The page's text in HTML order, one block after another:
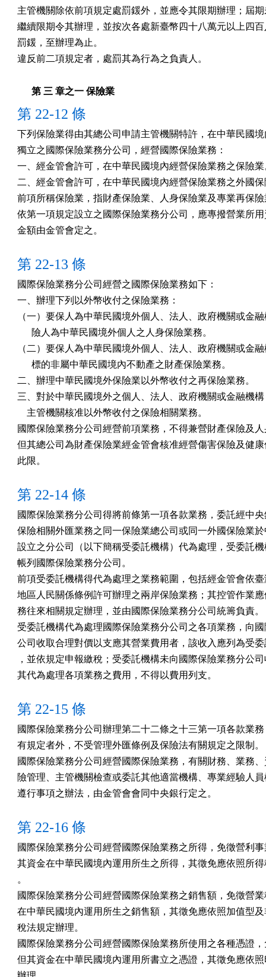
主管機關除依前項規定處罰鍰外，並應令其限期辦理；屆
繼續限期令其辦理，並按次各處新臺幣四十八萬元以上四
罰鍰，至辦理為止。
違反前二項規定者，處罰其為行為之負責人。
第 三 章之一 保險業
第 22-12 條
下列保險業得由其總公司申請主管機關特許，在中華民國
獨立之國際保險業務分公司，經營國際保險業務：
一、經金管會許可，在中華民國境內經營保險業務之保險業
二、經金管會許可，在中華民國境內經營保險業務之外國
前項所稱保險業，指財產保險業、人身保險業及專業再保
依第一項規定設立之國際保險業務分公司，應專撥營業所
金額由金管會定之。
第 22-13 條
國際保險業務分公司經營之國際保險業務如下：
一、辦理下列以外幣收付之保險業務：
（一）要保人為中華民國境外個人、法人、政府機關或金
      險人為中華民國境外個人之人身保險業務。
（二）要保人為中華民國境外個人、法人、政府機關或金
      標的非屬中華民國境內不動產之財產保險業務。
二、辦理中華民國境外保險業以外幣收付之再保險業務。
三、對於中華民國境外之個人、法人、政府機關或金融機
    主管機關核准以外幣收付之保險相關業務。
國際保險業務分公司經營前項業務，不得兼營財產保險及
但其總公司為財產保險業經金管會核准經營傷害保險及健
此限。
第 22-14 條
國際保險業務分公司得將前條第一項各款業務，委託經中
保險相關外匯業務之同一保險業總公司或同一外國保險業
設立之分公司（以下簡稱受委託機構）代為處理，受委託
帳列國際保險業務分公司。
前項受委託機構得代為處理之業務範圍，包括經金管會依
地區人民關係條例許可辦理之兩岸保險業務；其控管作業
務往來相關規定辦理，並由國際保險業務分公司統籌負責。
受委託機構代為處理國際保險業務分公司之各項業務，向
公司收取合理對價以支應其營業費用者，該收入應列為受
，並依規定申報繳稅；受委託機構未向國際保險業務分公
其代為處理各項業務之費用，不得以費用列支。
第 22-15 條
國際保險業務分公司辦理第二十二條之十三第一項各款業
有規定者外，不受管理外匯條例及保險法有關規定之限制。
國際保險業務分公司經營國際保險業務，有關財務、業務
險管理、主管機關檢查或委託其他適當機構、專業經驗人
遵行事項之辦法，由金管會會同中央銀行定之。
第 22-16 條
國際保險業務分公司經營國際保險業務之所得，免徵營利
其資金在中華民國境內運用所生之所得，其徵免應依照所
。
國際保險業務分公司經營國際保險業務之銷售額，免徵營
在中華民國境內運用所生之銷售額，其徵免應依照加值型
稅法規定辦理。
國際保險業務分公司經營國際保險業務所使用之各種憑證
但其資金在中華民國境內運用所書立之憑證，其徵免應依